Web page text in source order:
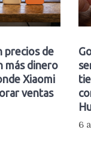
precios de
más dinero
Xiaomi
ventas
6